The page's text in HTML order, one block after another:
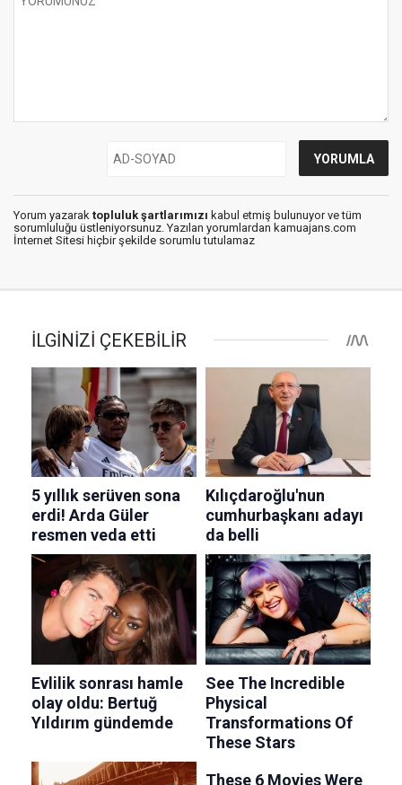
Yorum yazarak topluluk şartlarımızı kabul etmiş bulunuyor ve tüm
sorumluluğu üstleniyorsunuz. Yazılan yorumlardan kamuajans.com
İnternet Sitesi hiçbir şekilde sorumlu tutulamaz